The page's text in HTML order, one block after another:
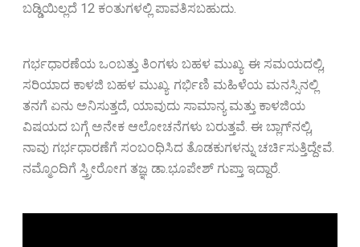
ಬಡ್ಡಿಯಿಲ್ಲದೆ 12 ಕಂತುಗಳಲ್ಲಿ ಪಾವತಿಸಬಹುದು.
ಗರ್ಭಧಾರಣೆಯ ಒಂಬತ್ತು ತಿಂಗಳು ಬಹಳ ಮುಖ್ಯ. ಈ ಸಮಯದಲ್ಲಿ,
ಸರಿಯಾದ ಕಾಳಜಿ ಬಹಳ ಮುಖ್ಯ. ಗರ್ಭಿಣಿ ಮಹಿಳೆಯ ಮನಸ್ಸಿನಲ್ಲಿ
ತನಗೆ ಏನು ಅನಿಸುತ್ತದೆ, ಯಾವುದು ಸಾಮಾನ್ಯ ಮತ್ತು ಕಾಳಜಿಯ
ವಿಷಯದ ಬಗ್ಗೆ ಅನೇಕ ಆಲೋಚನೆಗಳು ಬರುತ್ತವೆ. ಈ ಬ್ಲಾಗ್‌ನಲ್ಲಿ,
ನಾವು ಗರ್ಭಧಾರಣೆಗೆ ಸಂಬಂಧಿಸಿದ ತೊಡಕುಗಳನ್ನು ಚರ್ಚಿಸುತ್ತಿದ್ದೇವೆ.
ನಮ್ಮೊಂದಿಗೆ ಸ್ತ್ರೀರೋಗ ತಜ್ಞ ಡಾ.ಭೂಪೇಶ್ ಗುಪ್ತಾ ಇದ್ದಾರೆ.